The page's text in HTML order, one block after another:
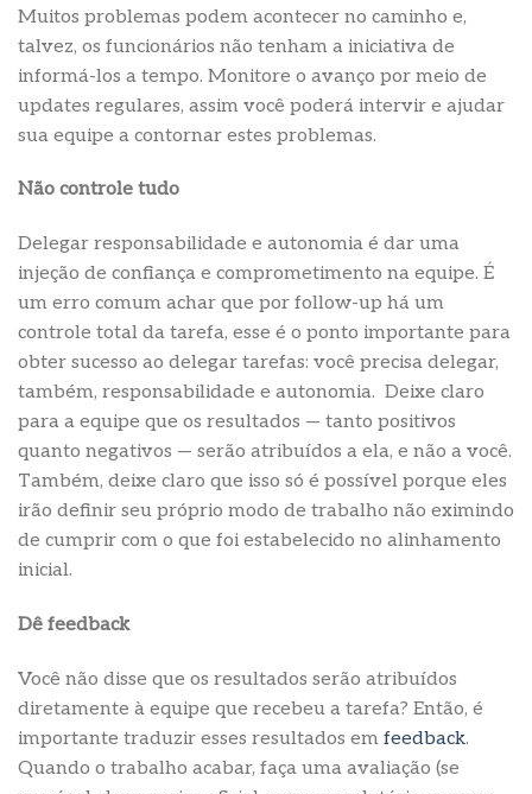
Muitos problemas podem acontecer no caminho e,
talvez, os funcionários não tenham a iniciativa de
informá-los a tempo. Monitore o avanço por meio de
updates regulares, assim você poderá intervir e ajudar
sua equipe a contornar estes problemas.
Não controle tudo
Delegar responsabilidade e autonomia é dar uma
injeção de confiança e comprometimento na equipe. É
um erro comum achar que por follow-up há um
controle total da tarefa, esse é o ponto importante para
obter sucesso ao delegar tarefas: você precisa delegar,
também, responsabilidade e autonomia. Deixe claro
para a equipe que os resultados — tanto positivos
quanto negativos — serão atribuídos a ela, e não a você.
Também, deixe claro que isso só é possível porque eles
irão definir seu próprio modo de trabalho não eximindo
de cumprir com o que foi estabelecido no alinhamento
inicial.
Dê feedback
Você não disse que os resultados serão atribuídos
diretamente à equipe que recebeu a tarefa? Então, é
importante traduzir esses resultados em feedback.
Quando o trabalho acabar, faça uma avaliação (se